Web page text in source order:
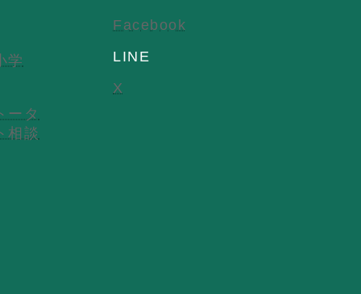
学
ータ
相談
Facebook
LINE
X